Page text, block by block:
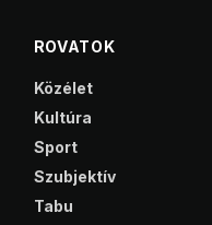
ROVATOK
Közélet
Kultúra
Sport
Szubjektív
Tabu